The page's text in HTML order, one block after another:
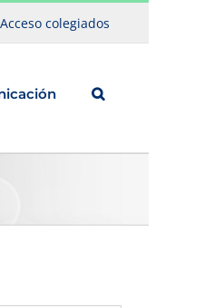
Acceso colegiados